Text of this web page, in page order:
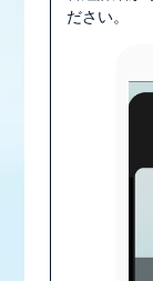
ださい。